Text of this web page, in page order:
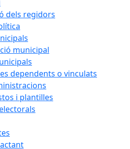
dels regidors
municipal
dependents o vinculats
i plantilles